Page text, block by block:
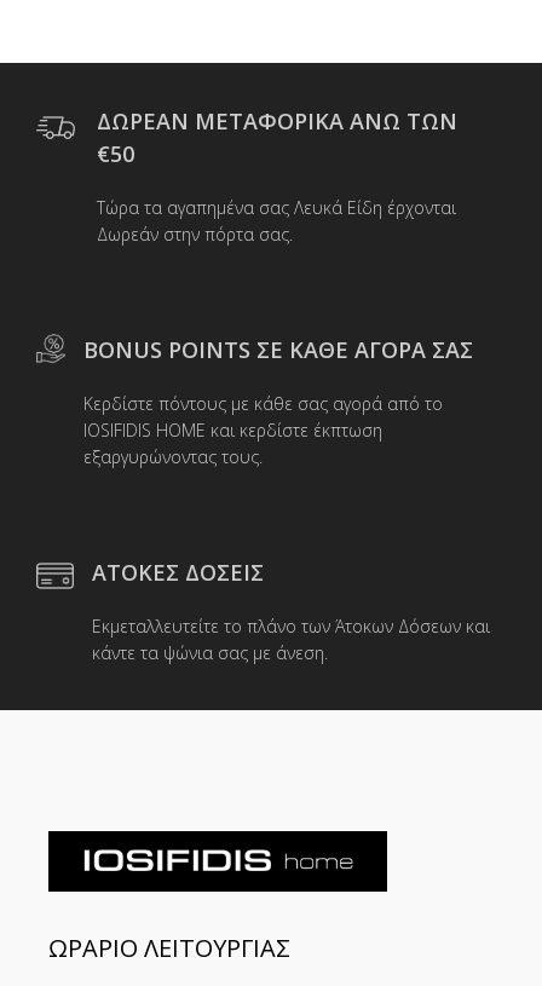
Οι
μπορούν
σελίδα
του
ΔΩΡΕΑΝ ΜΕΤΑΦΟΡΙΚΑ ΑΝΩ ΤΩΝ
€50
Τώρα τα αγαπημένα σας Λευκά Είδη έρχονται
Δωρεάν στην πόρτα σας.
BONUS POINTS ΣΕ ΚΑΘΕ ΑΓΟΡΑ ΣΑΣ
Κερδίστε πόντους με κάθε σας αγορά από το
IOSIFIDIS HOME και κερδίστε έκπτωση
εξαργυρώνοντας τους.
ΑΤΟΚΕΣ ΔΟΣΕΙΣ
Εκμεταλλευτείτε το πλάνο των Άτοκων Δόσεων και
κάντε τα ψώνια σας με άνεση.
ΩΡΑΡΙΟ ΛΕΙΤΟΥΡΓΙΑΣ